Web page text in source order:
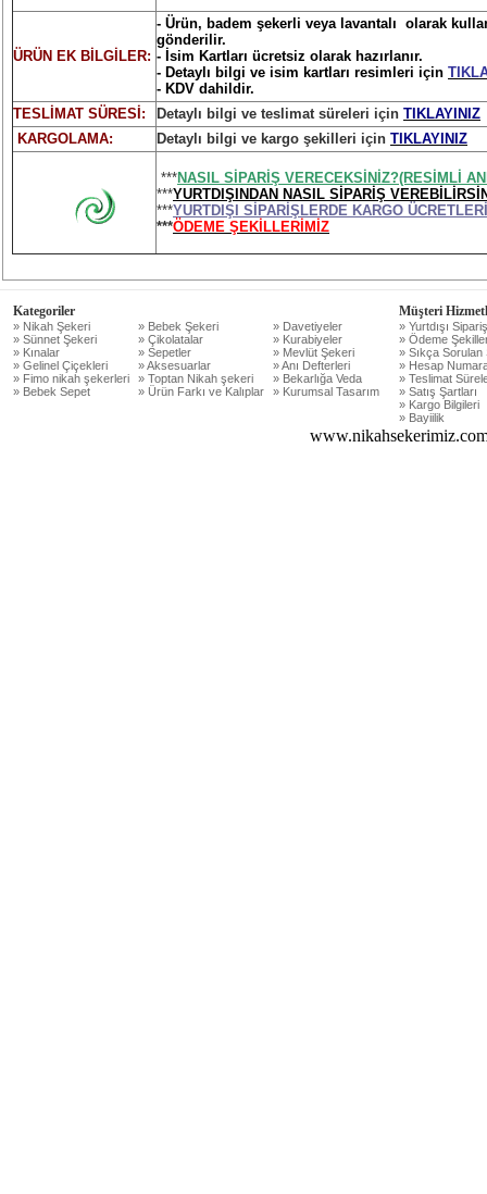
ÜRÜN EK BİLGİLER:
- Ürün, badem şekerli veya lavantalı olarak
gönderilir.
- İsim Kartları ücretsiz olarak hazırlanır.
- Detaylı bilgi ve isim kartları resimleri için
- KDV dahildir.
TESLİMAT SÜRESİ:
Detaylı bilgi ve teslimat süreleri için TIKLAYINIZ
KARGOLAMA:
Detaylı bilgi ve kargo şekilleri için TIKLAYINIZ
***NASIL SİPARİŞ VERECEKSİNİZ?(RESİMLİ
***YURTDIŞINDAN NASIL SİPARİŞ
***YURTDIŞI SİPARİŞLERDE KARGO ÜCRETLERİ
***ÖDEME ŞEKİLLERİMİZ
Kategoriler
» Nikah Şekeri » Bebek Şekeri
» Davetiyeler
» Sünnet Şekeri
» Çikolatalar
» Kurabiyeler
» Kınalar
» Sepetler
» Mevlüt Şekeri
» Gelinel Çiçekleri
» Aksesuarlar
» Anı Defterleri
» Fimo nikah şekerleri
» Toptan Nikah şekeri
» Bekarlığa Veda
» Bebek Sepet
» Ürün Farkı ve Kalıplar » Kurumsal Tasarım
Müşteri
» Yurtdışı
» Ödeme
» Sıkça Sorulan
» Hesap
» Teslimat
» Satış Şartları
» Kargo Bilgileri
» Bayiilik